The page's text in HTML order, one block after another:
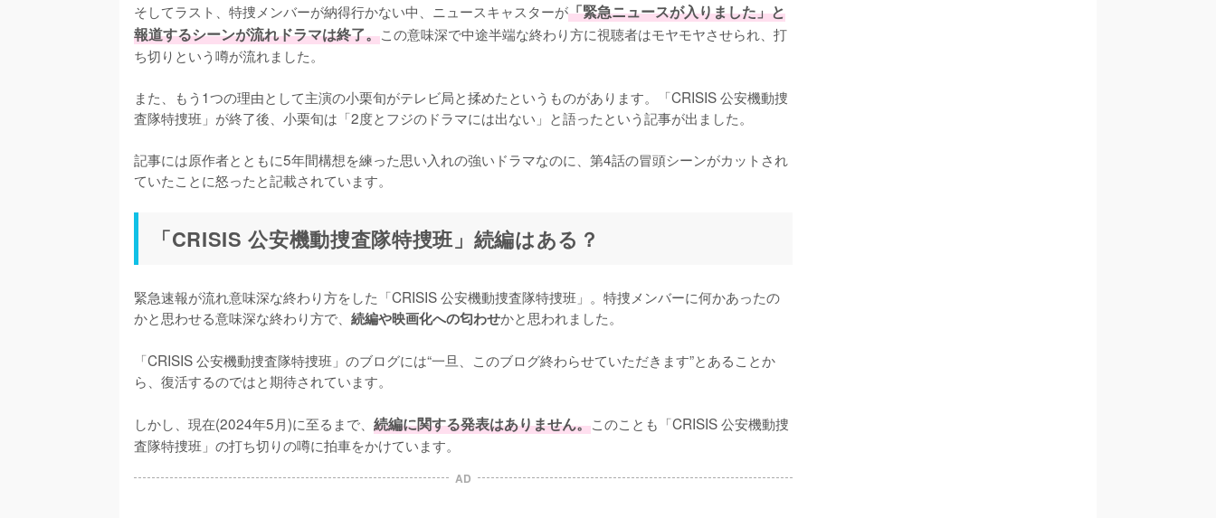
そしてラスト、特捜メンバーが納得行かない中、ニュースキャスターが「緊急ニュースが入りました」と
報道するシーンが流れドラマは終了。この意味深で中途半端な終わり方に視聴者はモヤモヤさせられ、打
ち切りという噂が流れました。
また、もう1つの理由として主演の小栗旬がテレビ局と揉めたというものがあります。「CRISIS 公安機動捜
査隊特捜班」が終了後、小栗旬は「2度とフジのドラマには出ない」と語ったという記事が出ました。
記事には原作者とともに5年間構想を練った思い入れの強いドラマなのに、第4話の冒頭シーンがカットされ
ていたことに怒ったと記載されています。
「CRISIS 公安機動捜査隊特捜班」続編はある？
緊急速報が流れ意味深な終わり方をした「CRISIS 公安機動捜査隊特捜班」。特捜メンバーに何かあったの
かと思わせる意味深な終わり方で、 続編や映画化への匂わせかと思われました。
「CRISIS 公安機動捜査隊特捜班」のブログには“一旦、このブログ終わらせていただきます”とあることか
ら、復活するのではと期待されています。
しかし、現在(2024年5月)に至るまで、 続編に関する発表はありません。このことも「CRISIS 公安機動捜
査隊特捜班」の打ち切りの噂に拍車をかけています。
AD